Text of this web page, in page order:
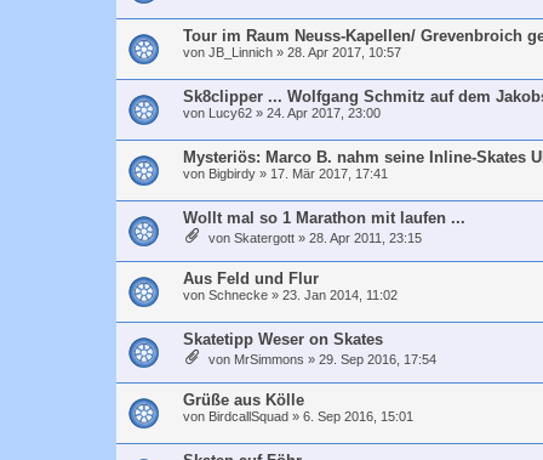
Tour im Raum Neuss-Kapellen/ Grevenbroich
von JB_Linnich » 28. Apr 2017, 10:57
Sk8clipper ... Wolfgang Schmitz auf dem
von Lucy62 » 24. Apr 2017, 23:00
Mysteriös: Marco B. nahm seine Inline-Skates
von Bigbirdy » 17. Mär 2017, 17:41
Wollt mal so 1 Marathon mit laufen ...
von Skatergott » 28. Apr 2011, 23:15
Aus Feld und Flur
von Schnecke » 23. Jan 2014, 11:02
Skatetipp Weser on Skates
von MrSimmons » 29. Sep 2016, 17:54
Grüße aus Kölle
von BirdcallSquad » 6. Sep 2016, 15:01